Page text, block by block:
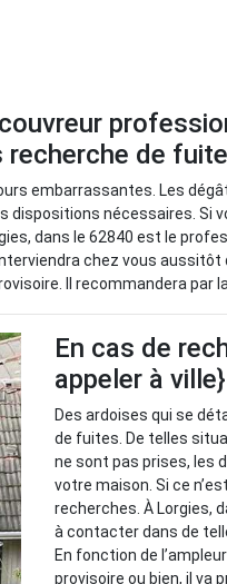
recherche de
embarrassantes. Les
dispositions nécessaires. Si
dans le 62840 est le
chez vous aussitôt
Il recommandera par
En cas de
appeler à
Des ardoises qui se
de fuites. De telles
ne sont pas prises, les
votre maison. Si ce
recherches. À Lorgies,
à contacter dans de
En fonction de
provisoire ou bien, il va